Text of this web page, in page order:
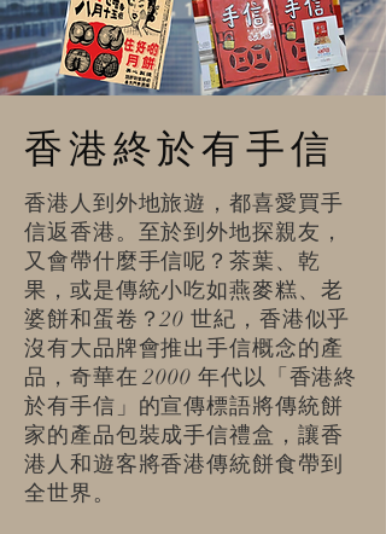
香港終於有手信
香港人到外地旅遊，都喜愛買手
信返香港。至於到外地探親友，
又會帶什麼手信呢？茶葉、乾
果，或是傳統小吃如燕麥糕、老
婆餅和蛋卷？20 世紀，香港似乎
沒有大品牌會推出手信概念的產
品，奇華在 2000 年代以 「香港終
於有手信」的宣傳標語將傳統餅
家的產品包裝成手信禮盒，讓香
港人和遊客將香港傳統餅食帶到
全世界。